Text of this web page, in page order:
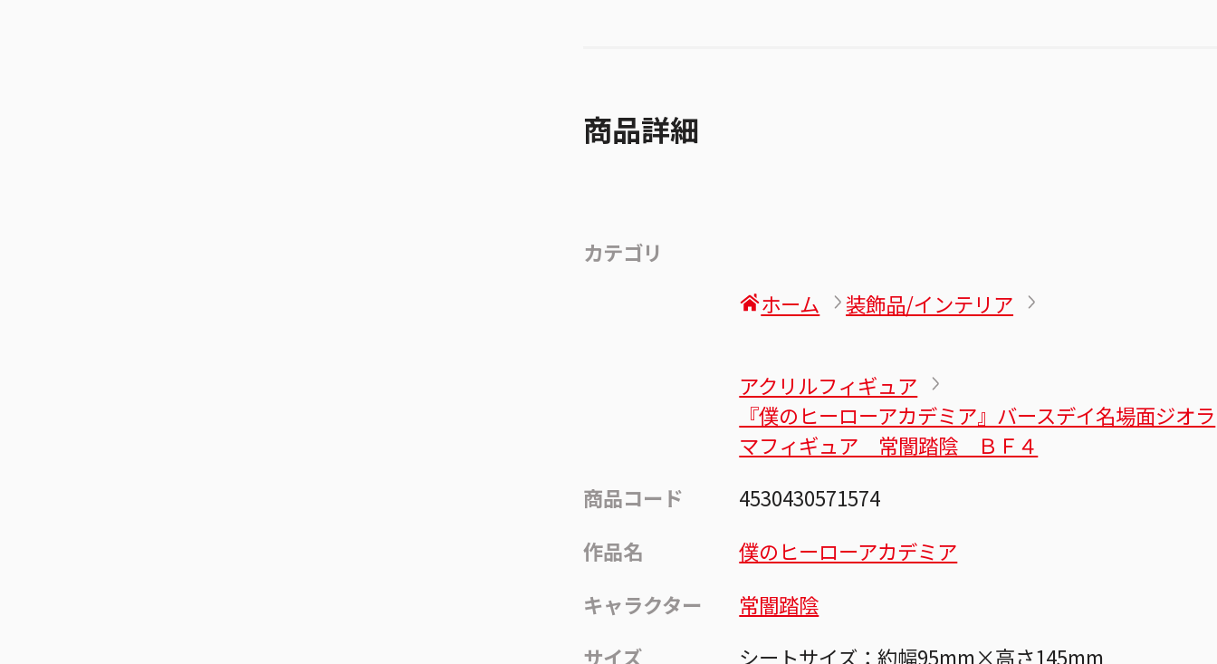
商品詳細
カテゴリ
ホーム
装飾品/インテリア
アクリルフィギュア
『僕のヒーローアカデミア』バースデイ名場面ジオラ
マフィギュア 常闇踏陰 ＢＦ４
商品コード
4530430571574
作品名
僕のヒーローアカデミア
キャラクター
常闇踏陰
サイズ
シートサイズ：約幅95mm×高さ145mm